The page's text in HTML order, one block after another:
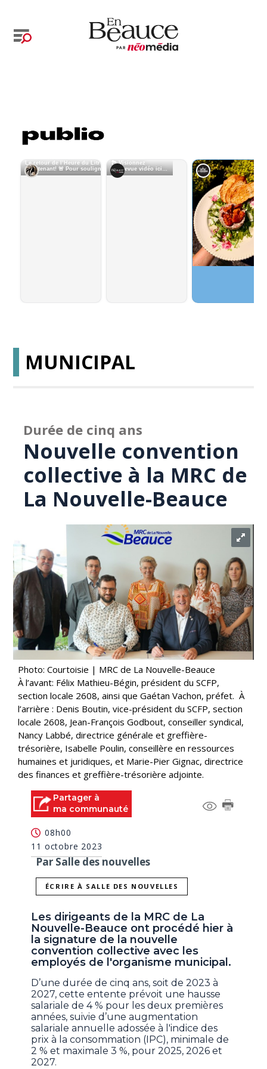
MUNICIPAL
Durée de cinq ans
Nouvelle convention
collective à la MRC de
La Nouvelle-Beauce
Photo: Courtoisie | MRC de La Nouvelle-Beauce
À l’avant: Félix Mathieu-Bégin, président du SCFP,
section locale 2608, ainsi que Gaétan Vachon, préfet. À
l’arrière : Denis Boutin, vice-président du SCFP, section
locale 2608, Jean-François Godbout, conseiller syndical,
Nancy Labbé, directrice générale et greffière-
trésorière, Isabelle Poulin, conseillère en ressources
humaines et juridiques, et Marie-Pier Gignac, directrice
des finances et greffière-trésorière adjointe.
Partager à
ma communauté
08h00
11 octobre 2023
Par Salle des nouvelles
ÉCRIRE À SALLE DES NOUVELLES
Les dirigeants de la MRC de La
Nouvelle-Beauce ont procédé hier à
la signature de la nouvelle
convention collective avec les
employés de l'organisme municipal.
D’une durée de cinq ans, soit de 2023 à
2027, cette entente prévoit une hausse
salariale de 4 % pour les deux premières
années, suivie d’une augmentation
salariale annuelle adossée à l'indice des
prix à la consommation (IPC), minimale de
2 % et maximale 3 %, pour 2025, 2026 et
2027.